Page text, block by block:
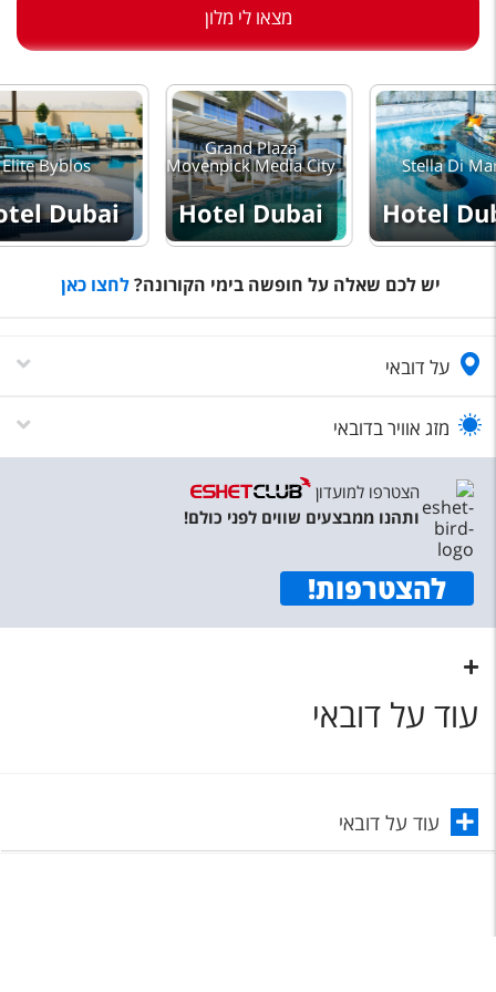
מלונות בחו"ל
Русский
קרוז
מגזין אשת
שירות לקוחות
טופס צור קשר
נגישות
עקבו אחרינו
מצאו לי מלון
Elite Byblos
Dubai
Grand Plaza
Movenpick Media City
Hotel Dubai
Stella Di
Hotel
יש לכם שאלה על חופשה בימי הקורונה?לחצו כאן
על דובאי
מזג אוויר בדובאי
הצטרפו למועדון
ותהנו ממבצעים שווים לפני כולם!
להצטרפות!
עוד על דובאי
עוד על דובאי